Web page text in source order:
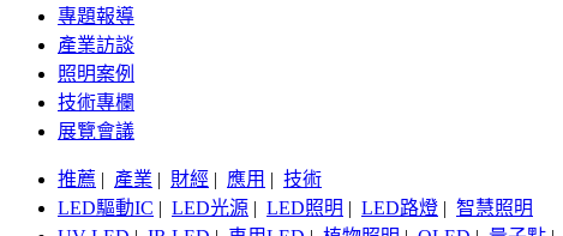
專題報導
產業訪談
照明案例
技術專欄
展覽會議
推薦 | 產業 | 財經 | 應用 | 技術
LED驅動IC | LED光源 | LED照明 | LED路燈 | 智慧照明